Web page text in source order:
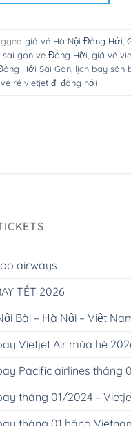
giá vé Hà Nội Đồng Hới
sai gon ve Đồng Hỡi giá vé
Hới Sài Gòn lịch bay sân
vé rẻ vietjet đi đồng hới
airways
TẾT 2026
Bài – Hà Nội – Việt
Vietjet Air mùa hè
Pacific airlines tháng
tháng 01/2024 –